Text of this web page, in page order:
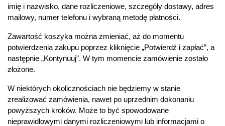
imię i nazwisko, dane rozliczeniowe, szczegóły dostawy, adres
mailowy, numer telefonu i wybraną metodę płatności.
Zawartość koszyka można zmieniać, aż do momentu
potwierdzenia zakupu poprzez kliknięcie „Potwierdź i zapłać”, a
następnie „Kontynuuj”. W tym momencie zamówienie zostało
złożone.
W niektórych okolicznościach nie będziemy w stanie
zrealizować zamówienia, nawet po uprzednim dokonaniu
powyższych kroków. Może to być spowodowane
nieprawidłowymi danymi rozliczeniowymi lub informacjami o